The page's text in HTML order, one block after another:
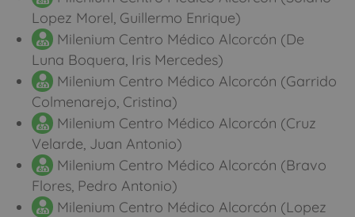
Lopez Morel, Guillermo Enrique)
Milenium Centro Médico Alcorcón (De
Luna Boquera, Iris Mercedes)
Milenium Centro Médico Alcorcón (Garrido
Colmenarejo, Cristina)
Milenium Centro Médico Alcorcón (Cruz
Velarde, Juan Antonio)
Milenium Centro Médico Alcorcón (Bravo
Flores, Pedro Antonio)
Milenium Centro Médico Alcorcón (Lopez